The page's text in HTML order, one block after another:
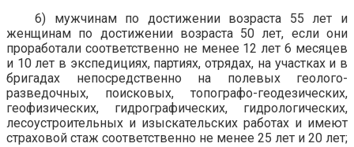
6) мужчинам по достижении возраста 55 лет и
женщинам по достижении возраста 50 лет, если они
проработали соответственно не менее 12 лет 6 месяцев
и 10 лет в экспедициях, партиях, отрядах, на участках и в
бригадах непосредственно на полевых геолого-
разведочных, поисковых, топографо-геодезических,
геофизических, гидрографических, гидрологических,
лесоустроительных и изыскательских работах и имеют
страховой стаж соответственно не менее 25 лет и 20 лет;